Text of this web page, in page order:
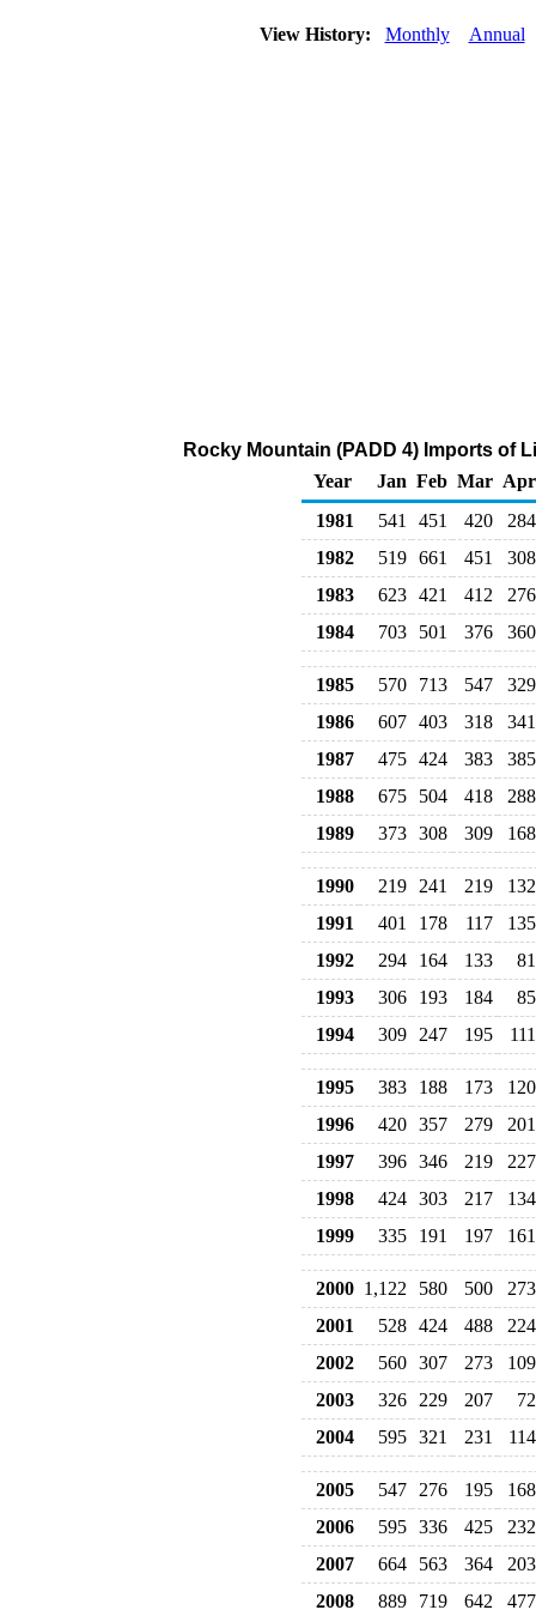
View History: Monthly Annual
Rocky Mountain (PADD 4) Imports of
Year
Jan Feb Mar Apr
1981
541 451 420
284
1982
519 661 451
308
1983
623 421 412
276
1984
703 501 376 360
1985 570 713 547
329
1986
607 403 318
341
1987
475 424 383
385
1988
675 504 418
288
1989
373 308 309 168
1990 219 241 219
132
1991
401 178 117
135
1992
294 164 133
81
1993
306 193 184
85
1994
309 247 195 111
1995 383 188 173
120
1996
420 357 279
201
1997
396 346 219
227
1998
424 303 217
134
1999
335 191 197 161
2000 1,122 580 500
273
2001
528 424 488
224
2002
560 307 273
109
2003
326 229 207
72
2004
595 321 231 114
2005 547 276 195
168
2006
595 336 425
232
2007
664 563 364
203
2008
889 719 642 477